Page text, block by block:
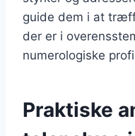
guide dem i at
der er i
numerologiske
Praktiske